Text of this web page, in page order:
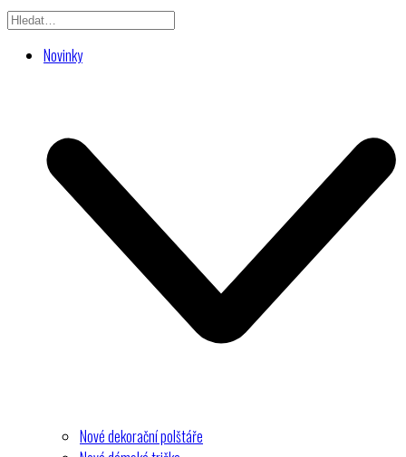
Novinky
Nové dekorační polštáře